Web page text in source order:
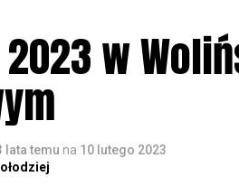
2023 w
lata temu na 10 lutego 2023